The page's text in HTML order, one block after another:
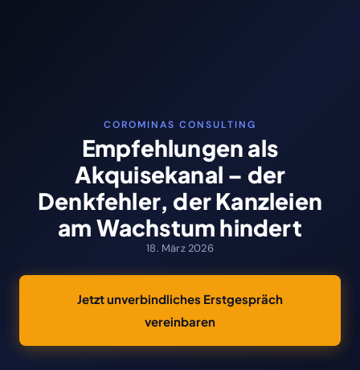
COROMINAS CONSULTING
Empfehlungen als
Akquisekanal – der
Denkfehler, der Kanzleien
am Wachstum hindert
18. März 2026
Jetzt unverbindliches Erstgespräch
vereinbaren